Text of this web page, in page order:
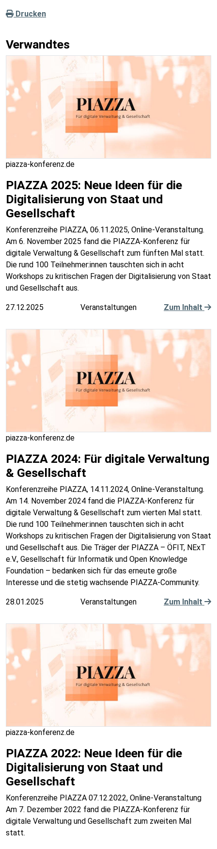
Drucken
Verwandtes
piazza-konferenz.de
PIAZZA 2025: Neue Ideen für die
Digitalisierung von Staat und
Gesellschaft
Konferenzreihe PIAZZA, 06.11.2025, Online-Veranstaltung.
Am 6. November 2025 fand die PIAZZA-Konferenz für
digitale Verwaltung & Gesellschaft zum fünften Mal statt.
Die rund 100 Teilnehmer:innen tauschten sich in acht
Workshops zu kritischen Fragen der Digitalisierung von Staat
und Gesellschaft aus.
27.12.2025 Veranstaltungen Zum Inhalt
piazza-konferenz.de
PIAZZA 2024: Für digitale Verwaltung
& Gesellschaft
Konferenzreihe PIAZZA, 14.11.2024, Online-Veranstaltung.
Am 14. November 2024 fand die PIAZZA-Konferenz für
digitale Verwaltung & Gesellschaft zum vierten Mal statt.
Die rund 100 Teilnehmer:innen tauschten sich in acht
Workshops zu kritischen Fragen der Digitalisierung von Staat
und Gesellschaft aus. Die Träger der PIAZZA – ÖFIT, NExT
e.V., Gesellschaft für Informatik und Open Knowledge
Foundation – bedanken sich für das erneute große
Interesse und die stetig wachsende PIAZZA-Community.
28.01.2025 Veranstaltungen Zum Inhalt
piazza-konferenz.de
PIAZZA 2022: Neue Ideen für die
Digitalisierung von Staat und
Gesellschaft
Konferenzreihe PIAZZA 07.12.2022, Online-Veranstaltung
Am 7. Dezember 2022 fand die PIAZZA-Konferenz für
digitale Verwaltung und Gesellschaft zum zweiten Mal
statt.